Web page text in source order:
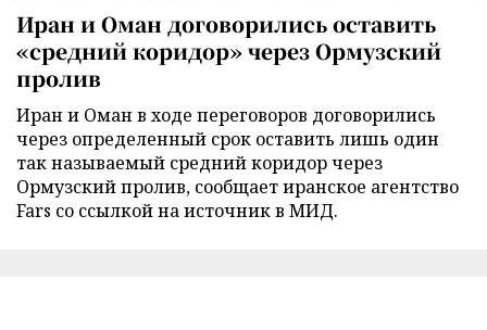
Иран и Оман договорились оставить
«средний коридор» через Ормузский
пролив
Иран и Оман в ходе переговоров договорились
через определенный срок оставить лишь один
так называемый средний коридор через
Ормузский пролив, сообщает иранское агентство
Fars со ссылкой на источник в МИД.